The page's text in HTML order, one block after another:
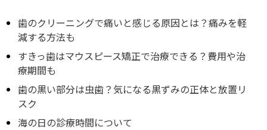
ナ
ビ
歯のクリーニングで痛いと感じる原因とは？痛みを軽
減する方法も
すきっ歯はマウスピース矯正で治療できる？費用や治
療期間も
歯の黒い部分は虫歯？気になる黒ずみの正体と放置リ
スク
海の日の診療時間について